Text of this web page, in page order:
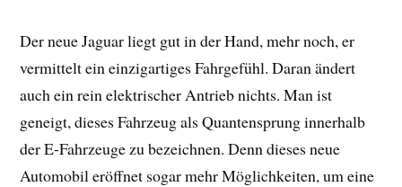
Der neue Jaguar liegt gut in der Hand, mehr noch, er
vermittelt ein einzigartiges Fahrgefühl. Daran ändert
auch ein rein elektrischer Antrieb nichts. Man ist
geneigt, dieses Fahrzeug als Quantensprung innerhalb
der E-Fahrzeuge zu bezeichnen. Denn dieses neue
Automobil eröffnet sogar mehr Möglichkeiten, um eine